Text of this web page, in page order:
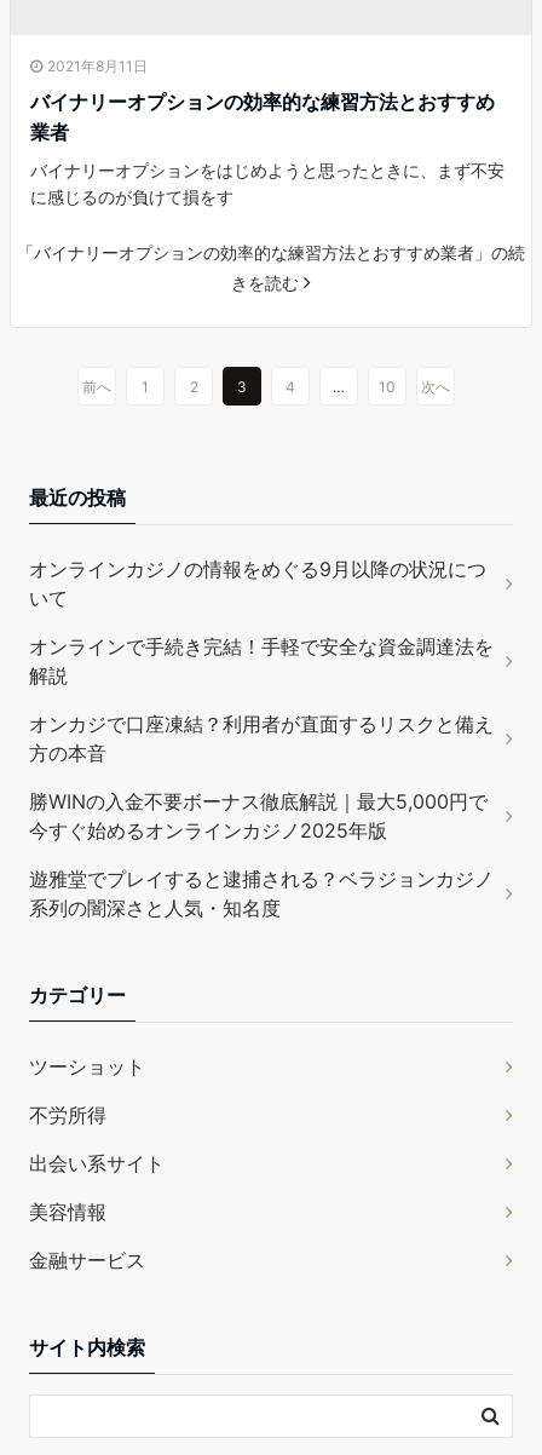
2021年8月11日
バイナリーオプションの効率的な練習方法とおすすめ
業者
バイナリーオプションをはじめようと思ったときに、まず不安
に感じるのが負けて損をす
「バイナリーオプションの効率的な練習方法とおすすめ業者」の続
きを読む
前へ 1 2 3 4 … 10 次へ
最近の投稿
オンラインカジノの情報をめぐる9月以降の状況につ
いて
オンラインで手続き完結！手軽で安全な資金調達法を
解説
オンカジで口座凍結？利用者が直面するリスクと備え
方の本音
勝WINの入金不要ボーナス徹底解説｜最大5,000円で
今すぐ始めるオンラインカジノ2025年版
遊雅堂でプレイすると逮捕される？ベラジョンカジノ
系列の闇深さと人気・知名度
カテゴリー
ツーショット
不労所得
出会い系サイト
美容情報
金融サービス
サイト内検索